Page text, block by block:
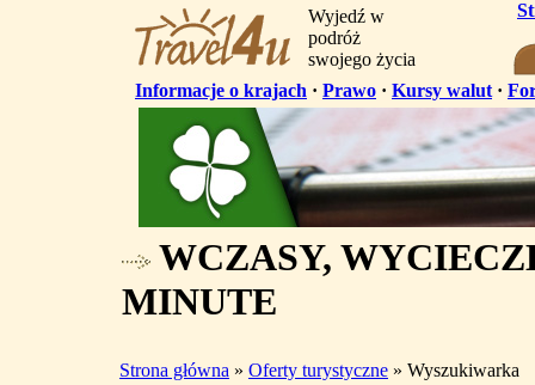
Wyjedź w
podróż
swojego życia
Informacje o krajach · Prawo · Kursy walut ·
WCZASY,
MINUTE
Strona główna » Oferty turystyczne » Wyszukiwarka